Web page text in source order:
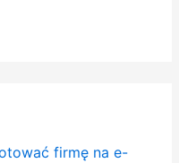
firmę na e-